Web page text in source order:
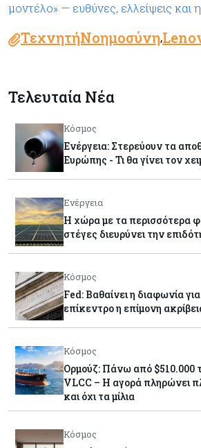
μοντέλο» — ευθύνες, ελλείψεις
ΤεχνητήΝοημοσύνη,
Τελευταία Νέα
Κόσμος
Ενέργεια: Στερεύουν τα
Ευρώπης - Τι θα γίνει τον
Ενέργεια
Η χώρα με τα περισσότερα
στέγες διευρύνει την
Κόσμος
Fed: Βαθαίνει η διαφωνία
επίκεντρο η επίμονη
Κόσμος
Ορμούζ: Πάνω από $510.000
VLCC – Η αγορά πληρώνει
και όχι τα μίλια
Κόσμος